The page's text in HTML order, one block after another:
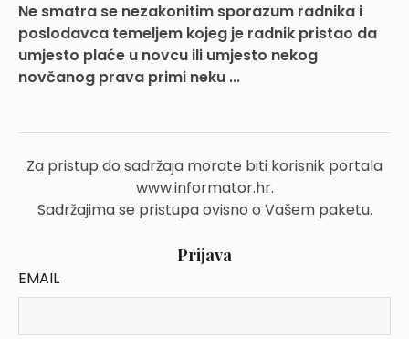
Ne smatra se nezakonitim sporazum radnika i
poslodavca temeljem kojeg je radnik pristao da
umjesto plaće u novcu ili umjesto nekog
novčanog prava primi neku ...
Za pristup do sadržaja morate biti korisnik portala
www.informator.hr.
Sadržajima se pristupa ovisno o Vašem paketu.
Prijava
EMAIL